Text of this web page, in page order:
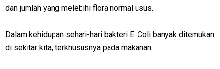
dan jumlah yang melebihi flora normal usus.
Dalam kehidupan sehari-hari bakteri E. Coli banyak ditemukan
di sekitar kita, terkhususnya pada makanan.